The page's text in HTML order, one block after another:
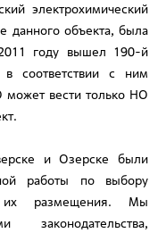
электрохимический
данного объекта, была
году вышел 190-й
соответствии с ним
может вести только НО
и Озерске были
работы по выбору
их размещения. Мы
законодательства,